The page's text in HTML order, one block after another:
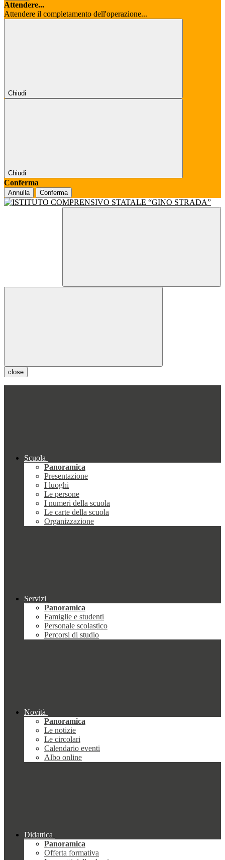
Attendere...
Attendere il completamento dell'operazione...
Chiudi
Chiudi
Conferma
Annulla Conferma
close
Scuola
Panoramica
Presentazione
I luoghi
Le persone
I numeri della scuola
Le carte della scuola
Organizzazione
Servizi
Panoramica
Famiglie e studenti
Personale scolastico
Percorsi di studio
Novità
Panoramica
Le notizie
Le circolari
Calendario eventi
Albo online
Didattica
Panoramica
Offerta formativa